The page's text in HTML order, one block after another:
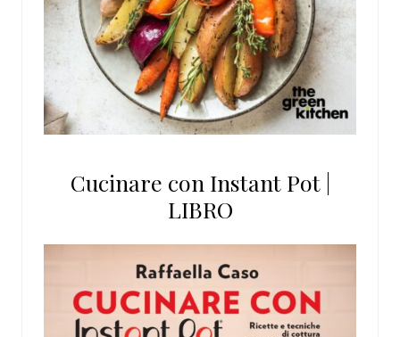
Cucinare con Instant Pot |
LIBRO